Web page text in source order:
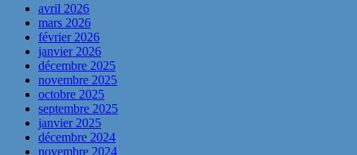
avril 2026
mars 2026
février 2026
janvier 2026
décembre 2025
novembre 2025
octobre 2025
septembre 2025
janvier 2025
décembre 2024
novembre 2024